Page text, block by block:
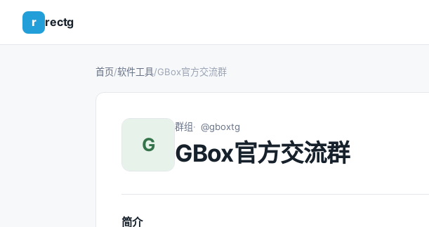
r rectg
首页/软件工具/GBox官方交流群
G
群组 @gboxtg
GBox官方交流群
简介